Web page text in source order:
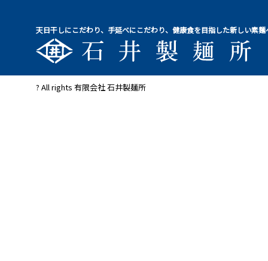
天日干しにこだわり、手延べにこだわり、健康食を目指した新しい素麺
? All rights 有限会社 石井製麺所